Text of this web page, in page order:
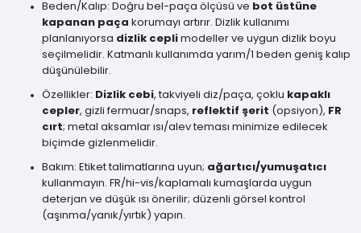
Beden/Kalıp: Doğru bel-paça ölçüsü ve bot üstüne
kapanan paça korumayı artırır. Dizlik kullanımı
planlanıyorsa dizlik cepli modeller ve uygun dizlik boyu
seçilmelidir. Katmanlı kullanımda yarım/1 beden geniş kalıp
düşünülebilir.
Özellikler: Dizlik cebi, takviyeli diz/paça, çoklu kapaklı
cepler, gizli fermuar/snaps, reflektif şerit (opsiyon), FR
cırt; metal aksamlar ısı/alev teması minimize edilecek
biçimde gizlenmelidir.
Bakım: Etiket talimatlarına uyun; ağartıcı/yumuşatıcı
kullanmayın. FR/hi-vis/kaplamalı kumaşlarda uygun
deterjan ve düşük ısı önerilir; düzenli görsel kontrol
(aşınma/yanık/yırtık) yapın.